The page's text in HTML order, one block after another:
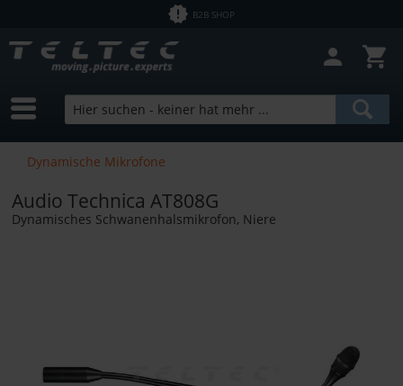
B2B SHOP
Dynamische Mikrofone
Audio Technica AT808G
Dynamisches Schwanenhalsmikrofon, Niere